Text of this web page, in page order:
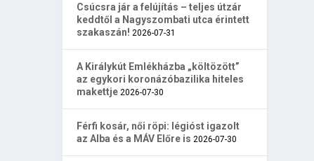
Csúcsra jár a felújítás – teljes útzár
keddtől a Nagyszombati utca érintett
szakaszán! 2026-07-31
A Királykút Emlékházba „költözött”
az egykori koronázóbazilika hiteles
makettje 2026-07-30
Férfi kosár, női röpi: légióst igazolt
az Alba és a MÁV Előre is 2026-07-30